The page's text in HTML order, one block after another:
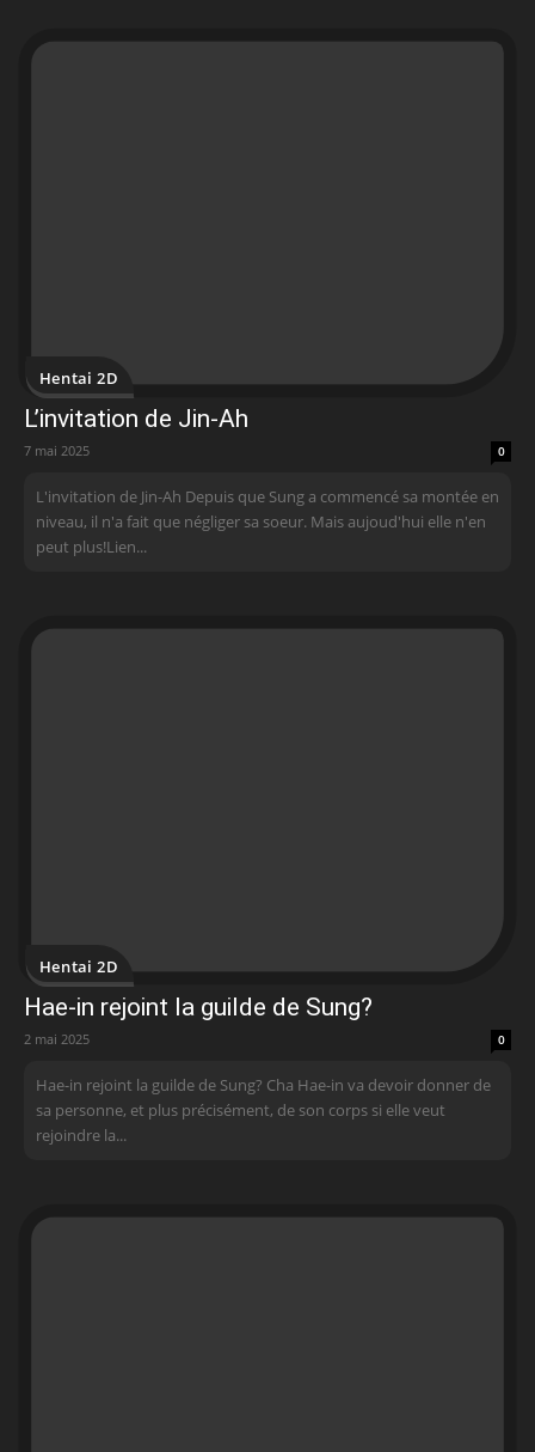
Hentai 2D
L’invitation de Jin-Ah
7 mai 2025 0
L'invitation de Jin-Ah Depuis que Sung a commencé sa montée en
niveau, il n'a fait que négliger sa soeur. Mais aujoud'hui elle n'en
peut plus!Lien...
Hentai 2D
Hae-in rejoint la guilde de Sung?
2 mai 2025 0
Hae-in rejoint la guilde de Sung? Cha Hae-in va devoir donner de
sa personne, et plus précisément, de son corps si elle veut
rejoindre la...